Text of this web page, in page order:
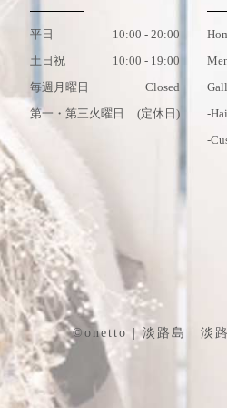
平日
10:00 - 20:00
土日祝
10:00 - 19:00
毎週月曜日
Closed
第一・第三火曜日
(定休日)
-
-
©onetto | 淡路島 淡路